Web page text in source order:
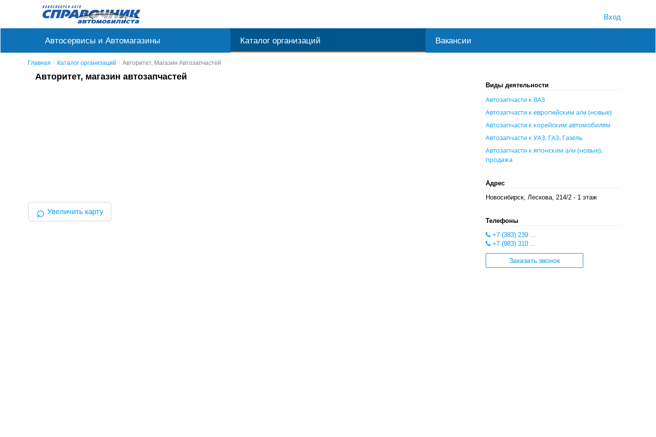
Вход
Автосервисы и Автомагазины Каталог организаций Вакансии
Главная Каталог организаций Авторитет, Магазин Автозапчастей
Авторитет, магазин автозапчастей
⌕ Увеличить карту
Виды деятельности
Автозапчасти к ВАЗ
Автозапчасти к европейским а/м (новые)
Автозапчасти к корейским автомобилям
Автозапчасти к УАЗ, ГАЗ, Газель
Автозапчасти к японским а/м (новые),
продажа
Адрес
Новосибирск, Лескова, 214/2​ - 1 этаж
Телефоны
+7 (383) 239 ...
+7 (983) 310 ...
Заказать звонок